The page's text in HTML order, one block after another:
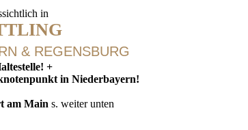
in
& REGENSBURG
+
in Niederbayern!
am Main s. weiter unten